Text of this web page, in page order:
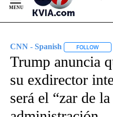
Content
CNN - Spanish FOLLOW
Trump anuncia
su exdirector
será el “zar de